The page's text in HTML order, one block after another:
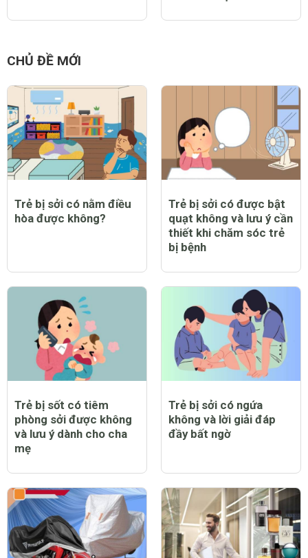
CHỦ ĐỀ MỚI
Trẻ bị sởi có nằm điều
hòa được không?
Trẻ bị sởi có được bật
quạt không và lưu ý cần
thiết khi chăm sóc trẻ
bị bệnh
Trẻ bị sốt có tiêm
phòng sởi được không
và lưu ý dành cho cha
mẹ
Trẻ bị sởi có ngứa
không và lời giải đáp
đầy bất ngờ